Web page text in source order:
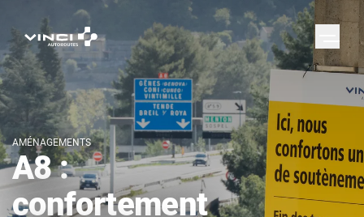
AMÉNAGEMENTS
A8 :
confortement